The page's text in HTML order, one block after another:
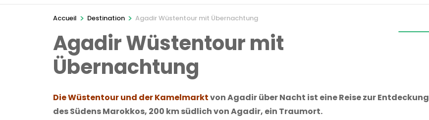
Accueil > Destination > Agadir Wüstentour mit Übernachtung
Agadir Wüstentour mit
Übernachtung
Die Wüstentour und der Kamelmarktvon Agadir über Nacht ist eine Reise zur Entdeckung
des Südens Marokkos, 200 km südlich von Agadir, ein Traumort.